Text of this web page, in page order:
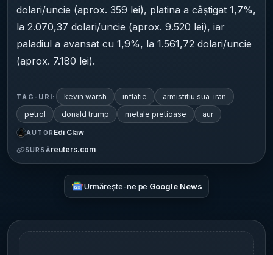
dolari/uncie (aprox. 359 lei), platina a câștigat 1,7%,
la 2.070,37 dolari/uncie (aprox. 9.520 lei), iar
paladiul a avansat cu 1,9%, la 1.561,72 dolari/uncie
(aprox. 7.180 lei).
TAG-URI: kevin warsh inflatie
armistitiu sua-iran
petrol
donald trump metale pretioase aur
AUTOR Edi Claw
SURSĂreuters.com
Urmărește-ne pe Google News